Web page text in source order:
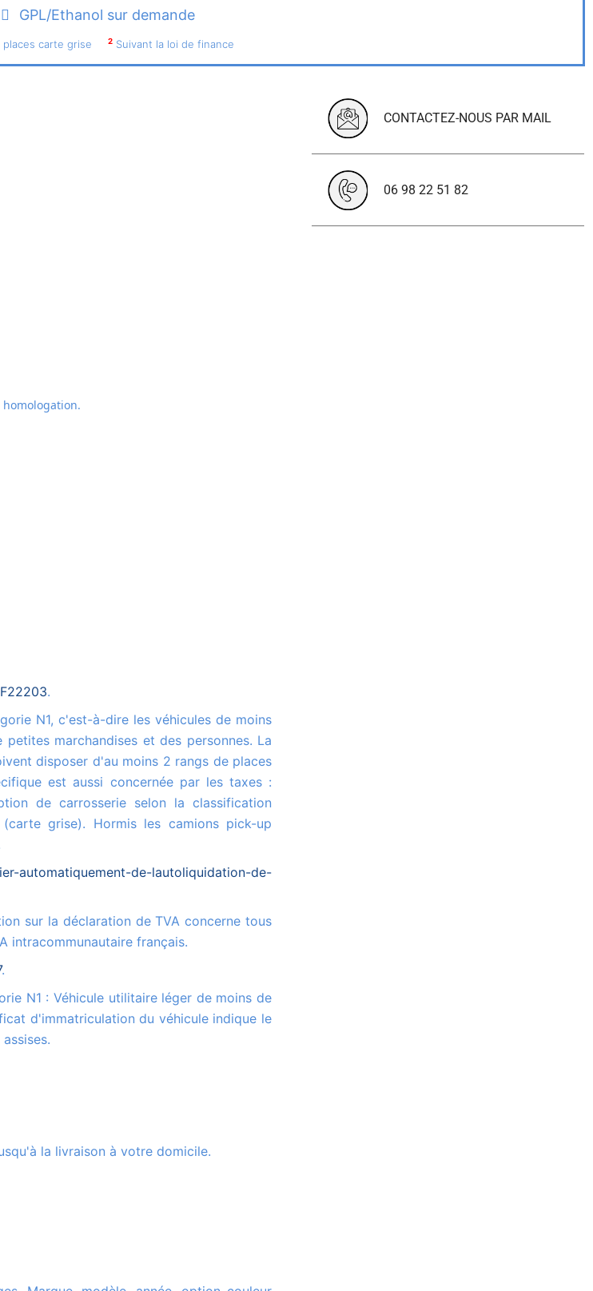
GPL/Ethanol sur demande
carte grise 2 Suivant la loi de finance
.
marchandises et des personnes. La
disposer d'au moins 2 rangs de places
est aussi concernée par les taxes :
de carrosserie selon la classification
grise). Hormis les camions pick-up
automatiquement-de-lautoliquidation-de-
intracommunautaire français.
.
d'immatriculation du véhicule indique le
la livraison à votre domicile.
CONTACTEZ-NOUS PAR MAIL
06 98 22 51 82